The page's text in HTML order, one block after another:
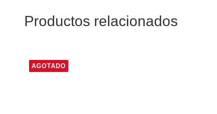
Productos relacionados
AGOTADO